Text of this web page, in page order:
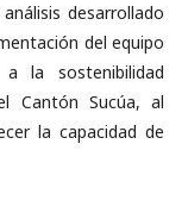
desarrollado
del equipo
la sostenibilidad
Cantón Sucúa, al
la capacidad de